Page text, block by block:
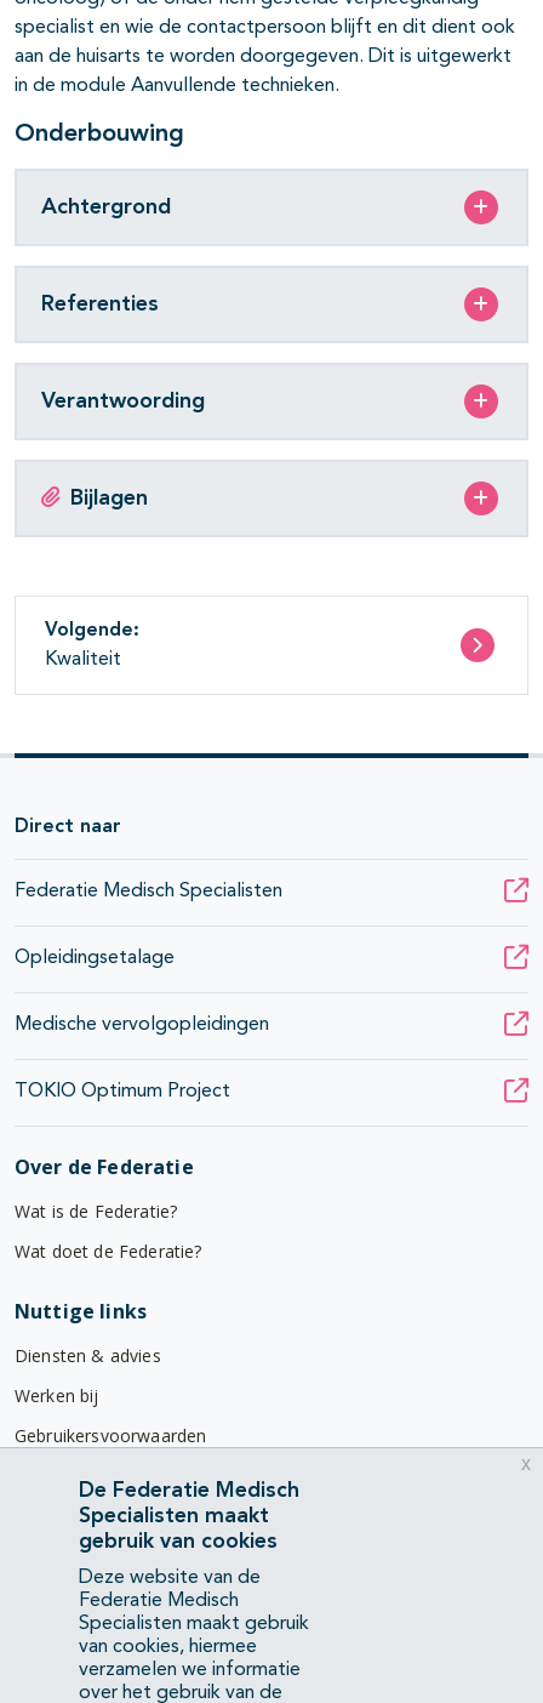
specialist en wie de contactpersoon blijft en dit dient ook
aan de huisarts te worden doorgegeven. Dit is uitgewerkt
in de module Aanvullende technieken.
Onderbouwing
Achtergrond
Referenties
Verantwoording
Bijlagen
Volgende:
Kwaliteit
Direct naar
Federatie Medisch Specialisten
Opleidingsetalage
Medische vervolgopleidingen
TOKIO Optimum Project
Over de Federatie
Wat is de Federatie?
Wat doet de Federatie?
Nuttige links
Diensten & advies
Werken bij
Gebruikersvoorwaarden
Privacyverklaring
Contact
Mercatorlaan 1200
3528 BL Utrecht
(088) 505 34 34
info@richtlijnendatabase.nl
De Federatie Medisch
Specialisten maakt
gebruik van cookies
Deze website van de
Federatie Medisch
Specialisten maakt gebruik
van cookies, hiermee
verzamelen we informatie
over het gebruik van de
x